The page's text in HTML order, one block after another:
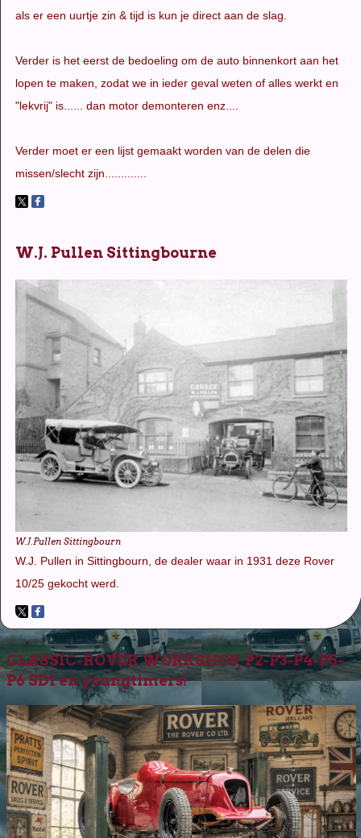
als er een uurtje zin & tijd is kun je direct aan de slag.
Verder is het eerst de bedoeling om de auto binnenkort aan het
lopen te maken, zodat we in ieder geval weten of alles werkt en
"lekvrij" is...... dan motor demonteren enz....
Verder moet er een lijst gemaakt worden van de delen die
missen/slecht zijn.............
W.J. Pullen Sittingbourne
W.J.Pullen Sittingbourn
W.J. Pullen in Sittingbourn, de dealer waar in 1931 deze Rover
10/25 gekocht werd.
CLASSIC-ROVER WORKSHOP, P2-P3-P4-P5-
P6 SD1 en youngtimers!